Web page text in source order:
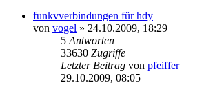
funkvverbindungen für hdy
von vogel » 24.10.2009, 18:29
5 Antworten
33630 Zugriffe
Letzter Beitrag von pfeiffer
29.10.2009, 08:05